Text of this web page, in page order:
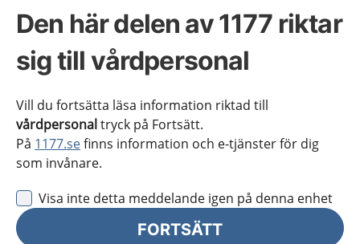
Den här delen av 1177 riktar
sig till vårdpersonal
Vill du fortsätta läsa information riktad till
vårdpersonaltryck på Fortsätt.
På 1177.sefinns information och e-tjänster för dig
som invånare.
Visa inte detta meddelande igen på denna enhet
FORTSÄTT
Handläggning av kryptogen stroke – slutning av PFO,
vårdriktlinje
Handläggning av reperfusionsbehandling vid
ischemisk stroke, vårdriktlinje
Ny rehabiliteringsbedömning efter stroke,
vårdriktlinje
Tidig understödd utskrivning från sjukhus med
Uppföljning efter stroke och TIA – Post-stroke-
checklistan, vårdriktlinje